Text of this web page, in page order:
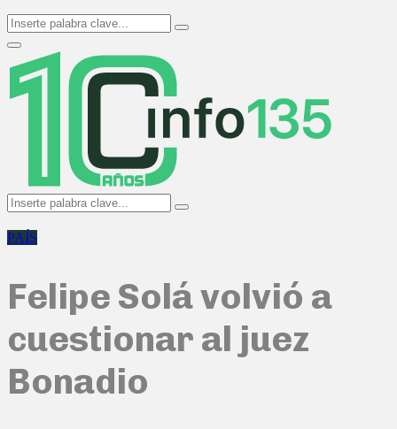
Search
for:
Search
Primary
Menu
Search
for:
Search
PAÍS
Felipe Solá volvió a
cuestionar al juez
Bonadio